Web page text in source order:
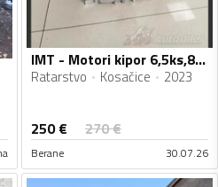
IMT - Motori kipor 6,5ks,8ks,10ks,14ks novi Fiskalni Racun
Ratarstvo Kosačice 2023
250€ 270€
Berane 30.07.26